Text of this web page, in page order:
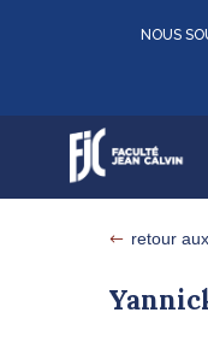
NOUS
# retour